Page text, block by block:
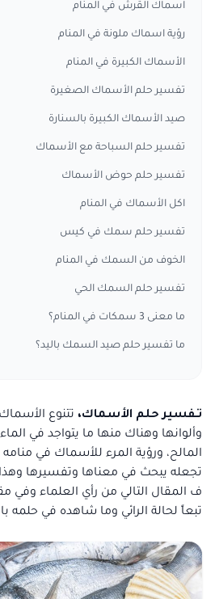
اسماك القرش في المنام
رؤية اسماك ملونة في المنام
الأسماك الكبيرة في المنام
تفسير حلم الأسماك الصغيرة
صيد الأسماك الكبيرة بالسنارة
تفسير حلم السباحة مع الأسماك
تفسير حلم حوض الأسماك
اكل الأسماك في المنام
تفسير حلم سمك في كيس
الخوف من السمك في المنام
تفسير حلم السمك الحي
ما معنى 3 سمكات في المنام؟
ما تفسير حلم صيد السمك باليد؟
تـفسير حلم الأسماك، تتنوع
وألوانها وهناك منها ما يتواجد في
المالح، ورؤية المرء للأسماك في منامه
تجعله يبحث في معناها وتفسيرها
ف المقال التالي من رأي العلماء وفي
تبعاً لحالة الرائي وما شاهده في حلمه